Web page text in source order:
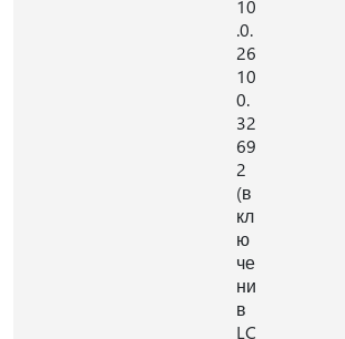
10
.0.
26
10
0.
32
69
2
(в
кл
ю
че
ни
в
LC